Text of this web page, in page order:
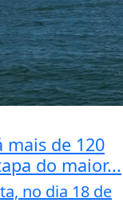
mais de 120
do maior...
no dia 18 de